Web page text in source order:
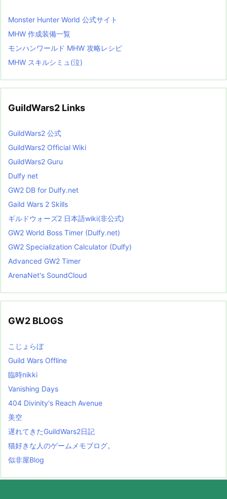
Monster Hunter World 公式サイト
MHW 作成装備一覧
モンハンワールド MHW 攻略レシピ
MHW スキルシミュ(泣)
GuildWars2 Links
GuildWars2 公式
GuildWars2 Official Wiki
GuildWars2 Guru
Dulfy net
GW2 DB for Dulfy.net
Gaild Wars 2 Skills
ギルドウォーズ2 日本語wiki(非公式)
GW2 World Boss Timer (Dulfy.net)
GW2 Specialization Calculator (Dulfy)
Advanced GW2 Timer
ArenaNet's SoundCloud
GW2 BLOGS
こじょらぼ
Guild Wars Offline
臨時nikki
Vanishing Days
404 Divinity's Reach Avenue
美空
遅れてきたGuildWars2日記
猫好きな人のゲームメモブログ。
似非屋Blog